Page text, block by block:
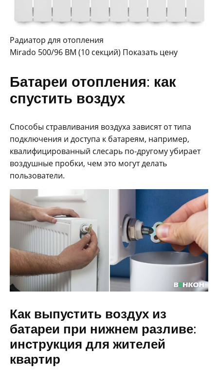
Радиатор для отопления
Mirado 500/96 BM (10 секций) Показать цену
Батареи отопления: как
спустить воздух
Способы стравливания воздуха зависят от типа
подключения и доступа к батареям, например,
квалифицированный слесарь по-другому убирает
воздушные пробки, чем это могут делать
пользователи.
Как выпустить воздух из
батареи при нижнем разливе:
инструкция для жителей
квартир